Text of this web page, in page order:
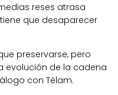
reses atrasa
que desaparecer
preservarse, pero
evolución de la cadena
con Télam.